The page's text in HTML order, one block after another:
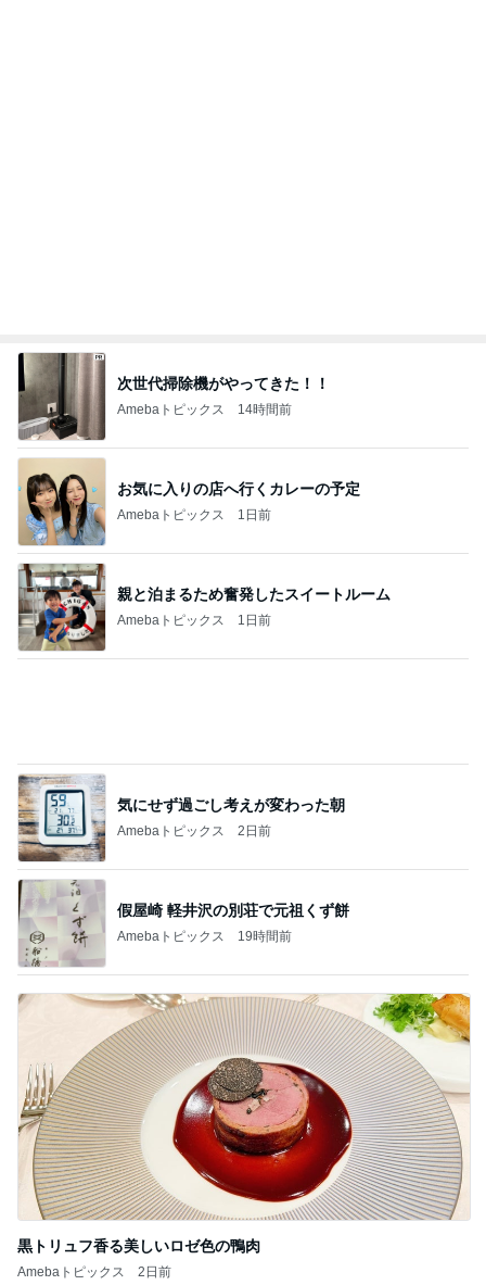
次世代掃除機がやってきた！！
Amebaトピックス 14時間前
お気に入りの店へ行くカレーの予定
Amebaトピックス 1日前
親と泊まるため奮発したスイートルーム
Amebaトピックス 1日前
気にせず過ごし考えが変わった朝
Amebaトピックス 2日前
假屋崎 軽井沢の別荘で元祖くず餅
Amebaトピックス 19時間前
黒トリュフ香る美しいロゼ色の鴨肉
Amebaトピックス 2日前